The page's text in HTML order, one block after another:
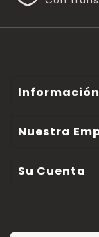
Información
Nuestra
Su Cuenta